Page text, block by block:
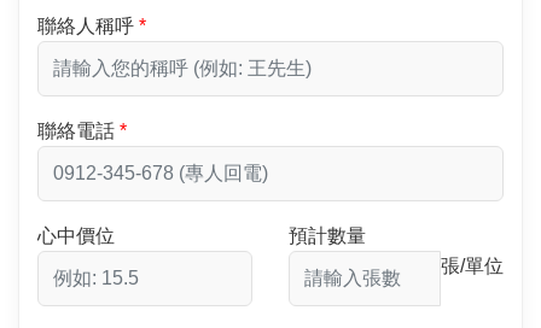
聯絡人稱呼
聯絡電話
心中價位
預計數量
張/單位